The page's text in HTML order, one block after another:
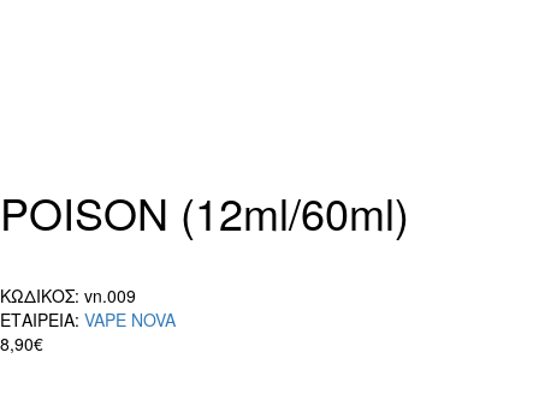
POISON (12ml/60ml)
ΚΩΔΙΚΟΣ: vn.009
ΕΤΑΙΡΕΙΑ: VAPE NOVA
8,90€